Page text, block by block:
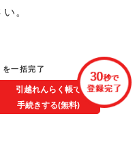
。
一括完了
引越れんらく帳で
手続きする(無料)